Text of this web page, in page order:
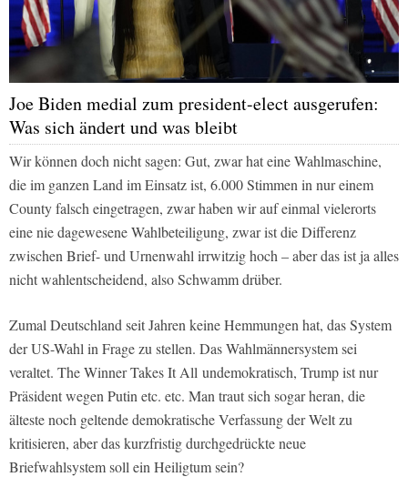
Joe Biden medial zum president-elect ausgerufen:
Was sich ändert und was bleibt
Wir können doch nicht sagen: Gut, zwar hat eine Wahlmaschine,
die im ganzen Land im Einsatz ist, 6.000 Stimmen in nur einem
County falsch eingetragen, zwar haben wir auf einmal vielerorts
eine nie dagewesene Wahlbeteiligung, zwar ist die Differenz
zwischen Brief- und Urnenwahl irrwitzig hoch – aber das ist ja alles
nicht wahlentscheidend, also Schwamm drüber.
Zumal Deutschland seit Jahren keine Hemmungen hat, das System
der US-Wahl in Frage zu stellen. Das Wahlmännersystem sei
veraltet. The Winner Takes It All undemokratisch, Trump ist nur
Präsident wegen Putin etc. etc. Man traut sich sogar heran, die
älteste noch geltende demokratische Verfassung der Welt zu
kritisieren, aber das kurzfristig durchgedrückte neue
Briefwahlsystem soll ein Heiligtum sein?